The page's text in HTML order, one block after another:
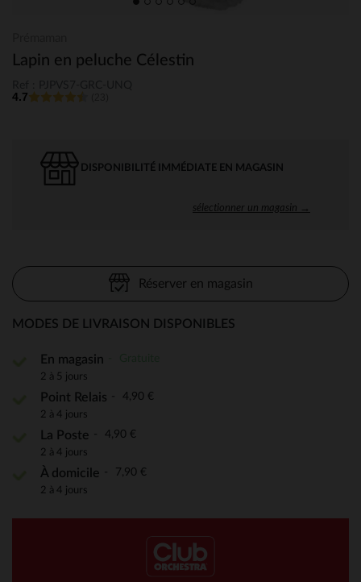
Lapin en peluche Célestin
4.7
DISPONIBILITÉ IMMÉDIATE EN MAGASIN
sélectionner un magasin →
Réserver en magasin
MODES DE LIVRAISON DISPONIBLES
En magasin
2 à 5 jours
Point Relais 4,90 €
2 à 4 jours
La Poste 4,90 €
2 à 4 jours
À domicile 7,90 €
2 à 4 jours